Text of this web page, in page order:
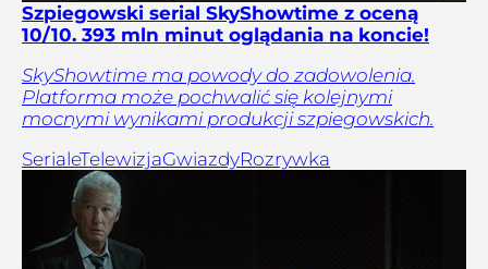
Szpiegowski serial SkyShowtime z oceną
10/10. 393 mln minut oglądania na koncie!
SkyShowtime ma powody do zadowolenia.
Platforma może pochwalić się kolejnymi
mocnymi wynikami produkcji szpiegowskich.
SerialeTelewizjaGwiazdyRozrywka